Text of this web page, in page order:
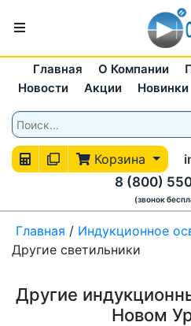
Главная О Компании
Новости
Акции Новинки
Корзина
8 (800)
(звонок
Главная / Индукционное
Другие светильники
Другие
Новом